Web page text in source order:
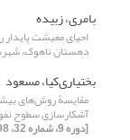
بامری، زبیده
احیای معیشت
دهستان ناهوک،
بختیاری‌کیا، مسعود
مقایسۀ روش‌های
آشکارسازی سطوح
[دوره 9، شماره 32، 1398، صفحه 185-200]